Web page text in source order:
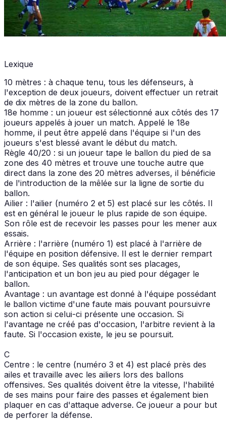
Lexique
10 mètres : à chaque tenu, tous les défenseurs, à
l'exception de deux joueurs, doivent effectuer un retrait
de dix mètres de la zone du ballon.
18e homme : un joueur est sélectionné aux côtés des 17
joueurs appelés à jouer un match. Appelé le 18e
homme, il peut être appelé dans l'équipe si l'un des
joueurs s'est blessé avant le début du match.
Règle 40/20 : si un joueur tape le ballon du pied de sa
zone des 40 mètres et trouve une touche autre que
direct dans la zone des 20 mètres adverses, il bénéficie
de l'introduction de la mêlée sur la ligne de sortie du
ballon.
Ailier : l'ailier (numéro 2 et 5) est placé sur les côtés. Il
est en général le joueur le plus rapide de son équipe.
Son rôle est de recevoir les passes pour les mener aux
essais.
Arrière : l'arrière (numéro 1) est placé à l'arrière de
l'équipe en position défensive. Il est le dernier rempart
de son équipe. Ses qualités sont ses placages,
l'anticipation et un bon jeu au pied pour dégager le
ballon.
Avantage : un avantage est donné à l'équipe possédant
le ballon victime d'une faute mais pouvant poursuivre
son action si celui-ci présente une occasion. Si
l'avantage ne créé pas d'occasion, l'arbitre revient à la
faute. Si l'occasion existe, le jeu se poursuit.
C
Centre : le centre (numéro 3 et 4) est placé près des
ailes et travaille avec les ailiers lors des ballons
offensives. Ses qualités doivent être la vitesse, l'habilité
de ses mains pour faire des passes et également bien
plaquer en cas d'attaque adverse. Ce joueur a pour but
de perforer la défense.